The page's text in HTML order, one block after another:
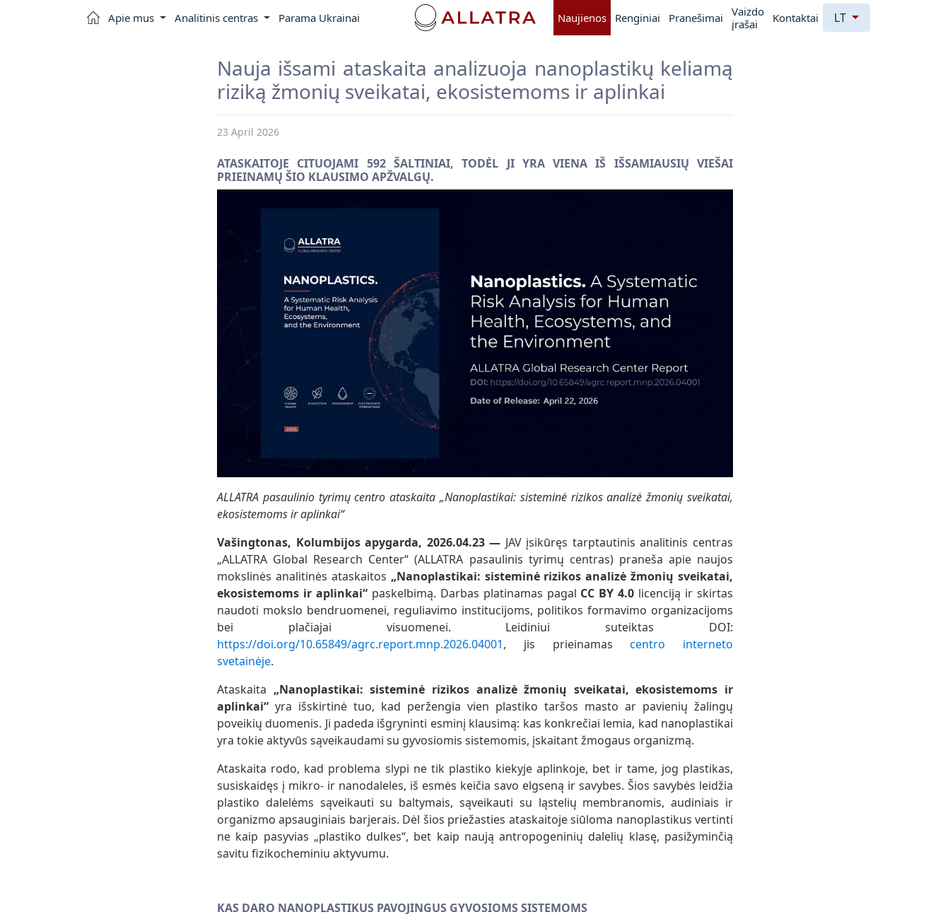
Apie mus Analitinis centras Parama Ukrainai Naujienos Renginiai Pranešimai
Vaizdo
įrašai
Kontaktai LT
Nauja išsami ataskaita analizuoja nanoplastikų keliamą
riziką žmonių sveikatai, ekosistemoms ir aplinkai
23 April 2026
ATASKAITOJE CITUOJAMI 592 ŠALTINIAI, TODĖL JI YRA VIENA IŠ IŠSAMIAUSIŲ VIEŠAI
PRIEINAMŲ ŠIO KLAUSIMO APŽVALGŲ.
ALLATRA pasaulinio tyrimų centro ataskaita „Nanoplastikai: sisteminė rizikos analizė žmonių sveikatai,
ekosistemoms ir aplinkai“
Vašingtonas, Kolumbijos apygarda, 2026.04.23 — JAV įsikūręs tarptautinis analitinis centras
„ALLATRA Global Research Center“ (ALLATRA pasaulinis tyrimų centras) praneša apie naujos
mokslinės analitinės ataskaitos „Nanoplastikai: sisteminė rizikos analizė žmonių sveikatai,
ekosistemoms ir aplinkai“paskelbimą. Darbas platinamas pagal CC BY 4.0 licenciją ir skirtas
naudoti mokslo bendruomenei, reguliavimo institucijoms, politikos formavimo organizacijoms
bei plačiajai visuomenei. Leidiniui suteiktas DOI:
https://doi.org/10.65849/agrc.report.mnp.2026.04001, jis prieinamascentro interneto
svetainėje.
Ataskaita „Nanoplastikai: sisteminė rizikos analizė žmonių sveikatai, ekosistemoms ir
aplinkai“ yra išskirtinė tuo, kad peržengia vien plastiko taršos masto ar pavienių žalingų
poveikių duomenis. Ji padeda išgryninti esminį klausimą: kas konkrečiai lemia, kad nanoplastikai
yra tokie aktyvūs sąveikaudami su gyvosiomis sistemomis, įskaitant žmogaus organizmą.
Ataskaita rodo, kad problema slypi ne tik plastiko kiekyje aplinkoje, bet ir tame, jog plastikas,
susiskaidęs į mikro- ir nanodaleles, iš esmės keičia savo elgseną ir savybes. Šios savybės leidžia
plastiko dalelėms sąveikauti su baltymais, sąveikauti su ląstelių membranomis, audiniais ir
organizmo apsauginiais barjerais. Dėl šios priežasties ataskaitoje siūloma nanoplastikus vertinti
ne kaip pasyvias „plastiko dulkes“, bet kaip naują antropogeninių dalelių klasę, pasižyminčią
savitu fizikocheminiu aktyvumu.
KAS DARO NANOPLASTIKUS PAVOJINGUS GYVOSIOMS SISTEMOMS